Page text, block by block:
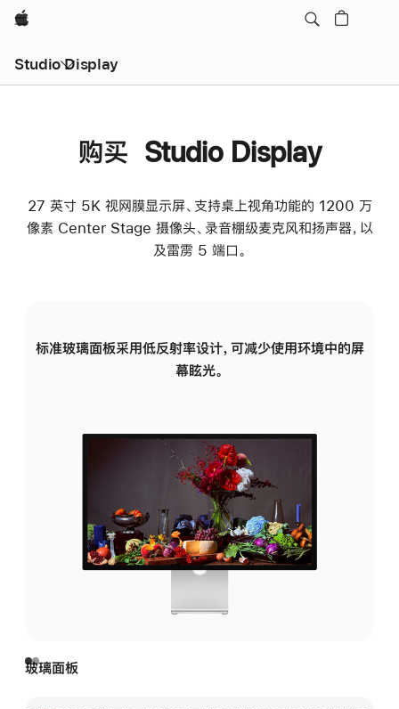
Apple
Studio Display
购买 Studio Display
27 英寸 5K 视网膜显示屏、支持桌上视角功能的 1200 万
像素 Center Stage 摄像头、录音棚级麦克风和扬声器，以
及雷雳 5 端口。
标准玻璃面板采用低反射率设计，可减少使用环境中的屏
幕眩光。
玻璃面板